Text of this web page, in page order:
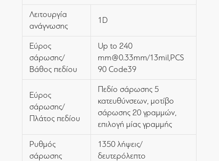
Λειτουργία
ανάγνωσης
1D
Εύρος
σάρωσης/
Βάθος πεδίου
Up to 240
mm@0.33mm/13mil,PCS
90 Code39
Εύρος
σάρωσης/
Πλάτος πεδίου
Πεδίο σάρωσης 5
κατευθύνσεων, μοτίβο
σάρωσης 20 γραμμών,
επιλογή μίας γραμμής
Ρυθμός
σάρωσης
1350 λήψεις/
δευτερόλεπτο